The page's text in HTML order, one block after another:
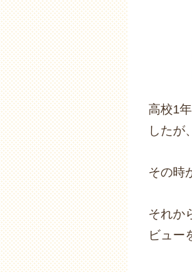
高校1
したが
その時
それか
ビュー